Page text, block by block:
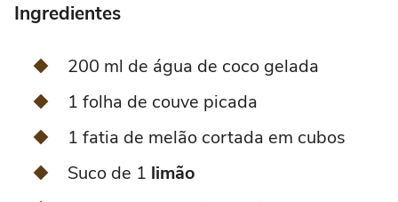
Ingredientes
200 ml de água de coco gelada
1 folha de couve picada
1 fatia de melão cortada em cubos
Suco de 1 limão